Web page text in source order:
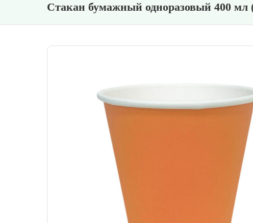
Стакан бумажный одноразовый 400